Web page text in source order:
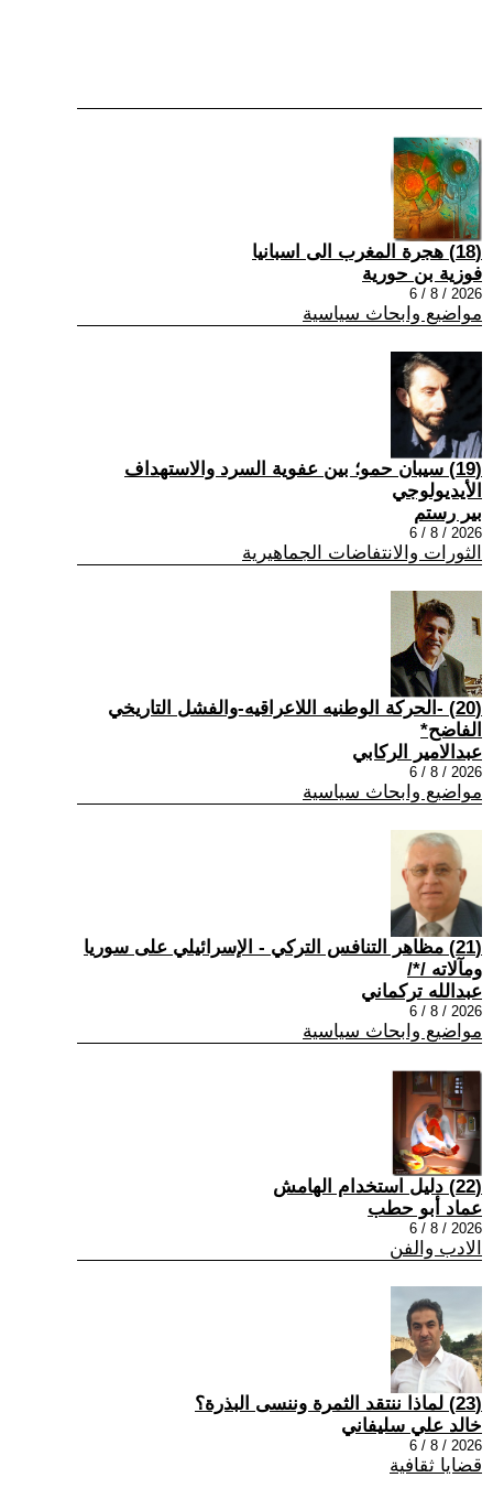
(18) هجرة المغرب الى اسبانيا
فوزية بن حورية
2026 / 8 / 6
مواضيع وابحاث سياسية
(19) سيبان حمو؛ بين عفوية السرد والاستهداف
الأيديولوجي
بير رستم
2026 / 8 / 6
الثورات والانتفاضات الجماهيرية
(20) -الحركة الوطنيه اللاعراقيه-والفشل التاريخي
الفاضح*
عبدالامير الركابي
2026 / 8 / 6
مواضيع وابحاث سياسية
(21) مظاهر التنافس التركي - الإسرائيلي على سوريا
ومآلاته /*/
عبدالله تركماني
2026 / 8 / 6
مواضيع وابحاث سياسية
(22) دليل استخدام الهامش
عماد أبو حطب
2026 / 8 / 6
الادب والفن
(23) لماذا ننتقد الثمرة وننسى البذرة؟
خالد علي سليفاني
2026 / 8 / 6
قضايا ثقافية